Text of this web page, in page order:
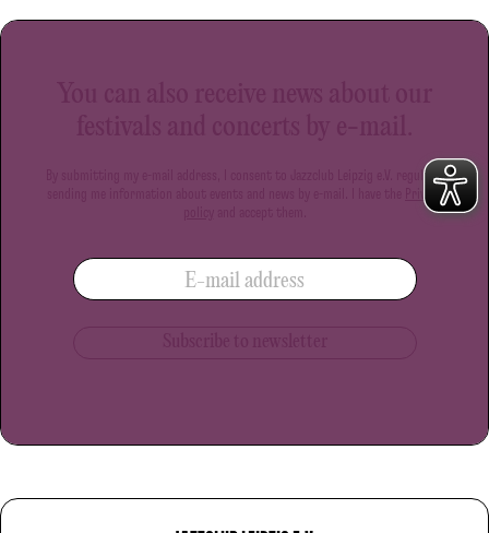
By submitting my e-mail address, I consent to Jazzclub Leipzig e.V. regularly
Privacy
E-mail address